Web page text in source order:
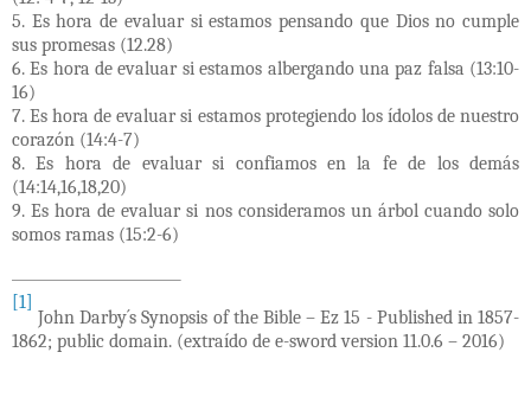
5. Es hora de evaluar si estamos pensando que Dios no cumple
sus promesas (12.28)
6. Es hora de evaluar si estamos albergando una paz falsa (13:10-
16)
7. Es hora de evaluar si estamos protegiendo los ídolos de nuestro
corazón (14:4-7)
8. Es hora de evaluar si confiamos en la fe de los demás
(14:14,16,18,20)
9. Es hora de evaluar si nos consideramos un árbol cuando solo
somos ramas (15:2-6)
[1]
John Darby´s Synopsis of the Bible – Ez 15 - Published in 1857-
1862; public domain. (extraído de e-sword version 11.0.6 – 2016)